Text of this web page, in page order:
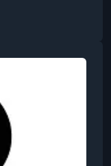
сетей,
должности
активно
отрасли.